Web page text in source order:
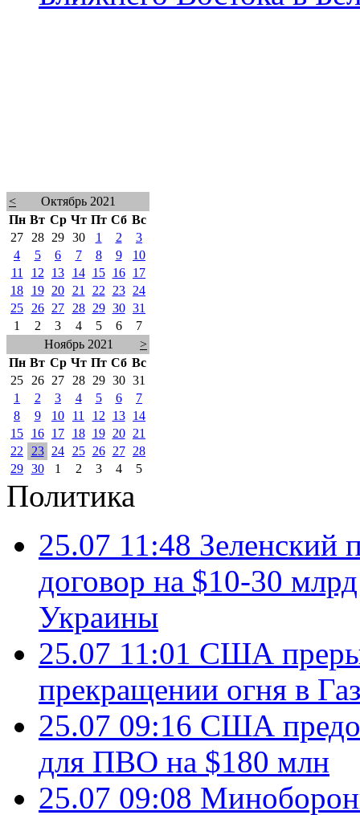
<
Октябрь 2021
Пн Вт Ср Чт Пт Сб Вс
27
28 29 30 1 2
3
4
5 6 7 8 9
10
11
12 13 14 15 16
17
18
19 20 21 22 23
24
25
26 27 28 29 30 31
1
2 3 4 5 6
7
Ноябрь 2021
>
Пн Вт Ср Чт Пт Сб Вс
25
26 27 28 29 30 31
1
2 3 4 5 6
7
8
9 10 11 12 13
14
15
16 17 18 19 20
21
22
23 24 25 26 27
28
29 30 1 2 3 4 5
Политика
25.07 11:48 Зеленский
договор на $10-30
Украины
25.07 11:01 США
прекращении огня в
25.07 09:16 США
для ПВО на $180 млн
25.07 09:08